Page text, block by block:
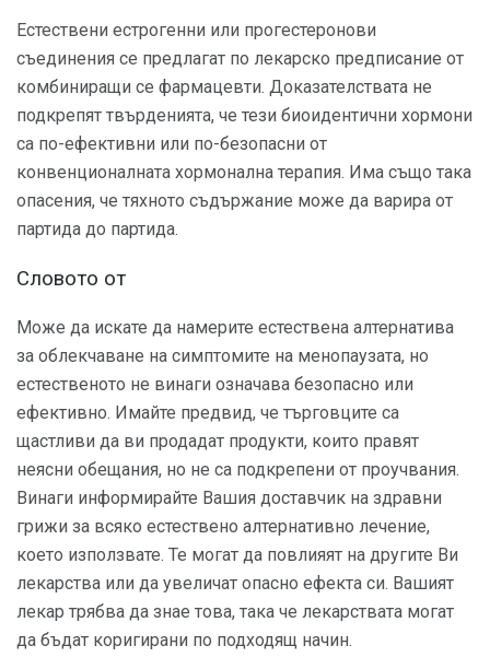
Естествени естрогенни или прогестеронови
съединения се предлагат по лекарско предписание от
комбиниращи се фармацевти. Доказателствата не
подкрепят твърденията, че тези биоидентични хормони
са по-ефективни или по-безопасни от
конвенционалната хормонална терапия. Има също така
опасения, че тяхното съдържание може да варира от
партида до партида.
Словото от
Може да искате да намерите естествена алтернатива
за облекчаване на симптомите на менопаузата, но
естественото не винаги означава безопасно или
ефективно. Имайте предвид, че търговците са
щастливи да ви продадат продукти, които правят
неясни обещания, но не са подкрепени от проучвания.
Винаги информирайте Вашия доставчик на здравни
грижи за всяко естествено алтернативно лечение,
което използвате. Те могат да повлияят на другите Ви
лекарства или да увеличат опасно ефекта си. Вашият
лекар трябва да знае това, така че лекарствата могат
да бъдат коригирани по подходящ начин.